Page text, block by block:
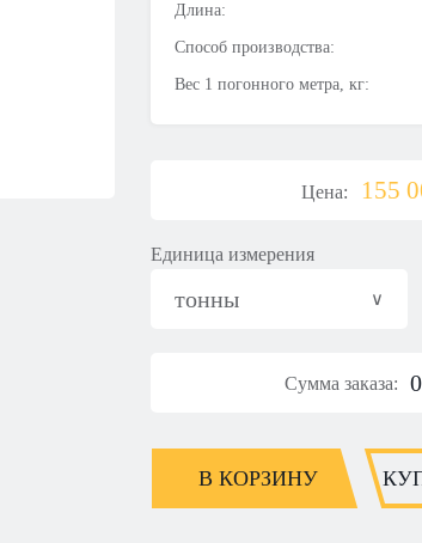
Длина:
Способ производства:
Вес 1 погонного метра, кг:
Цена: 155
Единица измерения
тонны
Сумма заказа: 0
В КОРЗИНУ